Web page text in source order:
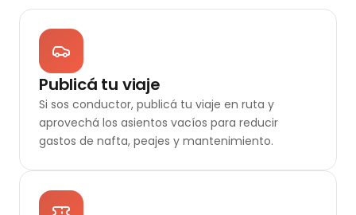
Publicá tu viaje
Si sos conductor, publicá tu viaje en ruta y
aprovechá los asientos vacíos para reducir
gastos de nafta, peajes y mantenimiento.